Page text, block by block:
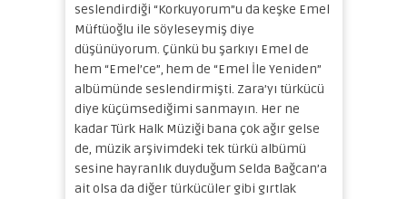
seslendirdiği “Korkuyorum”u da keşke Emel
Müftüoğlu ile söyleseymiş diye
düşünüyorum. Çünkü bu şarkıyı Emel de
hem “Emel’ce”, hem de “Emel İle Yeniden”
albümünde seslendirmişti. Zara’yı türkücü
diye küçümsediğimi sanmayın. Her ne
kadar Türk Halk Müziği bana çok ağır gelse
de, müzik arşivimdeki tek türkü albümü
sesine hayranlık duyduğum Selda Bağcan’a
ait olsa da diğer türkücüler gibi gırtlak